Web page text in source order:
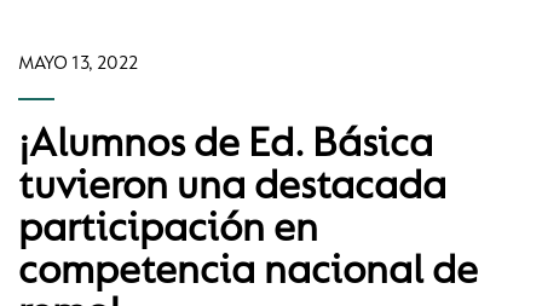
MAYO 13, 2022
¡Alumnos de Ed. Básica
tuvieron una destacada
participación en
competencia nacional de